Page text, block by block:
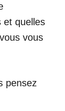
et quelles
vous
pensez